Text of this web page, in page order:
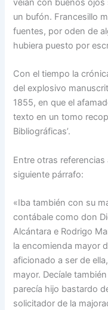
veían con buenos ojos
un bufón. Francesillo
fuentes, por oden de
hubiera puesto por
Con el tiempo la
del explosivo
1855, en que el
texto en un tomo
Bibliográficas’.
Entre otras
siguiente párrafo:
«Iba también con su
contábale como don
Alcántara e Rodrigo
la encomienda mayor
aficionado a ser de
mayor. Decíale
parecía hijo bastardo
solicitador de la